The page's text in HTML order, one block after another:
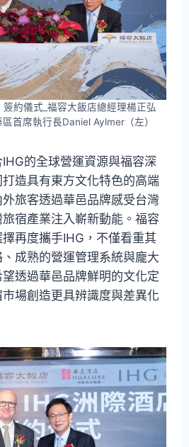
簽約儀式_福容大飯店總經理楊正弘
首席執行長Daniel Aylmer（左）
的全球營運資源與福容深
造具有東方文化特色的高端
旅客透過華邑品牌感受台灣
宿產業注入嶄新動能。福容
再度攜手IHG，不僅看重其
成熟的營運管理系統與龐大
透過華邑品牌鮮明的文化定
場創造更具辨識度與差異化